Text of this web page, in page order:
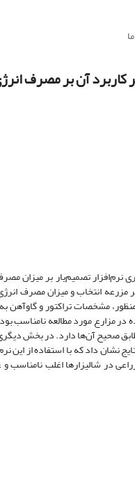
کاربرد آن بر مصرف
تصمیم‌یار بر میزان
مزرعه انتخاب‌ و میزان مصرف
رعایت تطابق صحیح آن‌ها دارد. در بخش
نشان داد که با استفاده از این
ادوات زراعی در شالیزارها اغلب